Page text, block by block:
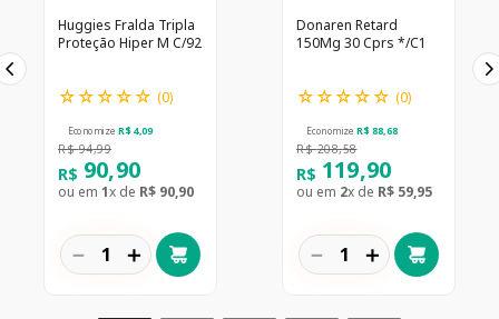
Huggies Fralda Tripla
Proteção Hiper M C/92
☆☆☆☆☆ (0)
Economize R$ 4,09
R$ 94,99
R$ 90,90
ou em 1x de R$ 90,90
＋
－
Donaren Retard
150Mg 30 Cprs */C1
☆☆☆☆☆ (0)
Economize R$ 88,68
R$ 208,58
R$ 119,90
ou em 2x de R$ 59,95
＋
－